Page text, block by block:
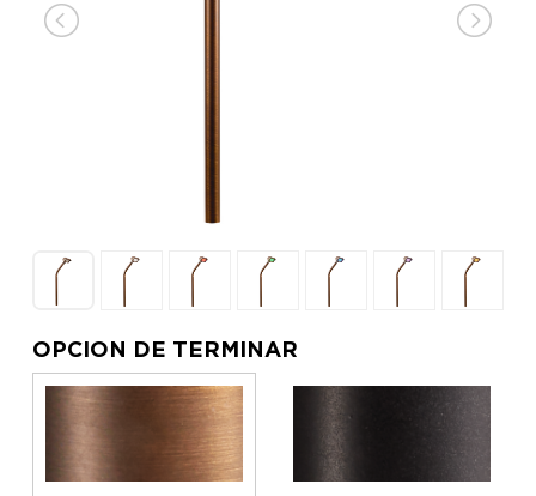
OPCION DE TERMINAR